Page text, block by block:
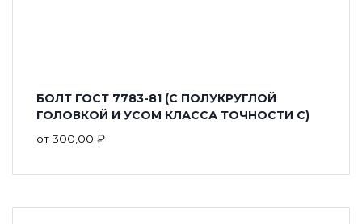
БОЛТ ГОСТ 7783-81 (С ПОЛУКРУГЛОЙ
ГОЛОВКОЙ И УСОМ КЛАССА ТОЧНОСТИ С)
от 300,00 ₽